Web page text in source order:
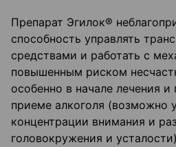
Препарат Эгилок®
способность управлять
средствами и работать с
повышенным риском
особенно в начале лечения
приеме алкоголя (возможно
концентрации внимания и
головокружения и